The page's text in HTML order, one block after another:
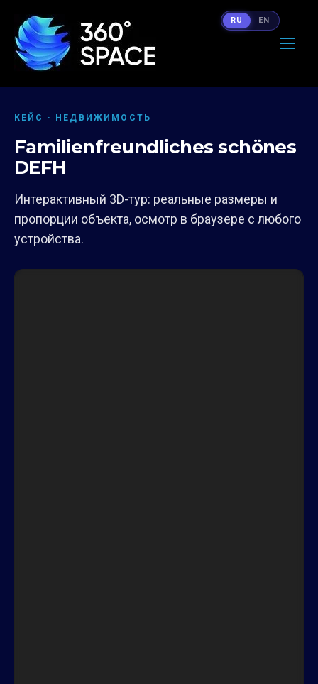
КЕЙС · НЕДВИЖИМОСТЬ
Familienfreundliches schönes
DEFH
Интерактивный 3D-тур: реальные размеры и
пропорции объекта, осмотр в браузере с любого
устройства.
RU EN